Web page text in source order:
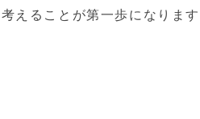
えることが第一歩になります